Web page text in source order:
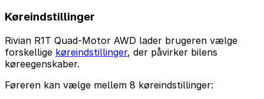
Køreindstillinger
Rivian R1T Quad-Motor AWD lader brugeren vælge
forskellige køreindstillinger, der påvirker bilens
køreegenskaber.
Føreren kan vælge mellem 8 køreindstillinger: